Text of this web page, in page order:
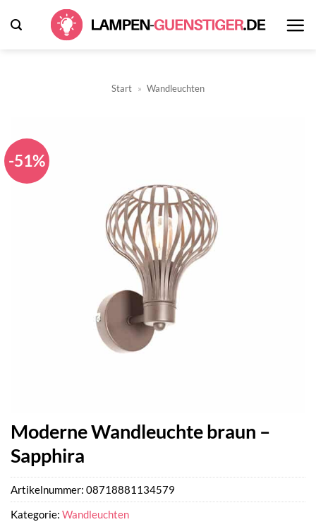
Inhalt
Start » Wandleuchten
-51%
Moderne Wandleuchte braun –
Sapphira
Artikelnummer: 08718881134579
Kategorie: Wandleuchten